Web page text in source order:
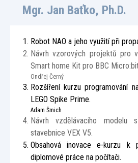
Mgr. Jan Baťko, Ph.D.
Robot NAO a jeho využití při
Návrh vzorových projektů pro
Smart home Kit pro BBC
Ondřej Černý
Rozšíření kurzu programování
LEGO Spike Prime.
Adam Šmich
Návrh vzdělávacího modelu
stavebnice VEX V5.
Obsahová inovace e-kurzu k
diplomové práce na počítači.